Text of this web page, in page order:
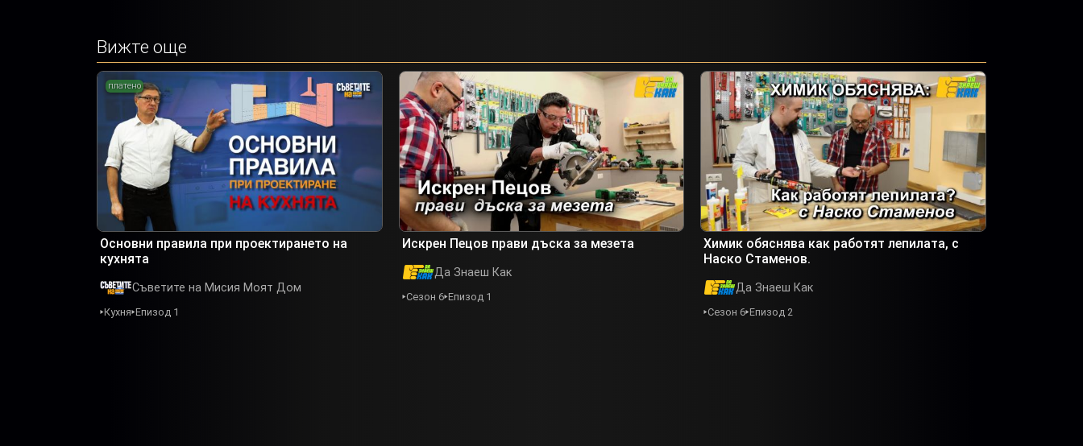
Вижте още
платено
Основни правила при проектирането на
кухнята
Съветите на Мисия Моят Дом
Кухня Епизод 1
Искрен Пецов прави дъска за мезета
Да Знаеш Как
Сезон 6 Епизод 1
Химик обяснява как работят лепилата, с
Наско Стаменов.
Да Знаеш Как
Сезон 6 Епизод 2